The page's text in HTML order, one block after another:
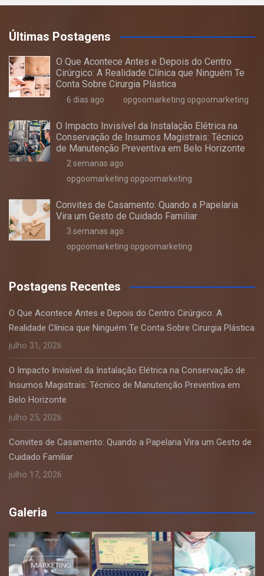
Últimas Postagens
O Que Acontece Antes e Depois do Centro
Cirúrgico: A Realidade Clínica que Ninguém Te
Conta Sobre Cirurgia Plástica
6 dias ago opgoomarketing opgoomarketing
O Impacto Invisível da Instalação Elétrica na
Conservação de Insumos Magistrais: Técnico
de Manutenção Preventiva em Belo Horizonte
2 semanas ago
opgoomarketing opgoomarketing
Convites de Casamento: Quando a Papelaria
Vira um Gesto de Cuidado Familiar
3 semanas ago
opgoomarketing opgoomarketing
Postagens Recentes
O Que Acontece Antes e Depois do Centro Cirúrgico: A
Realidade Clínica que Ninguém Te Conta Sobre Cirurgia Plástica
julho 31, 2026
O Impacto Invisível da Instalação Elétrica na Conservação de
Insumos Magistrais: Técnico de Manutenção Preventiva em
Belo Horizonte
julho 25, 2026
Convites de Casamento: Quando a Papelaria Vira um Gesto de
Cuidado Familiar
julho 17, 2026
Galeria